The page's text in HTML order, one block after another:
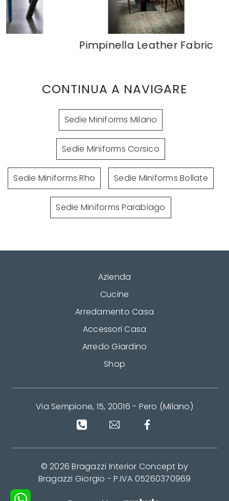
Pimpinella Leather Fabric
CONTINUA A NAVIGARE
Sedie Miniforms Milano
Sedie Miniforms Corsico
Sedie Miniforms Rho Sedie Miniforms Bollate
Sedie Miniforms Parabiago
Azienda
Cucine
Arredamento Casa
Accessori Casa
Arredo Giardino
Shop
Via Sempione, 15, 20016 - Pero (Milano)
© 2026 Bragazzi Interior Concept by
Bragazzi Giorgio - P.IVA 05260370969